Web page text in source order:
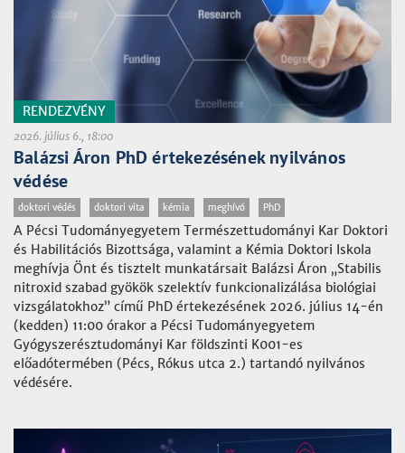
RENDEZVÉNY
2026. július 6., 18:00
Balázsi Áron PhD értekezésének nyilvános
védése
doktori védés doktori vita kémia meghívó PhD
A Pécsi Tudományegyetem Természettudományi Kar Doktori
és Habilitációs Bizottsága, valamint a Kémia Doktori Iskola
meghívja Önt és tisztelt munkatársait Balázsi Áron „Stabilis
nitroxid szabad gyökök szelektív funkcionalizálása biológiai
vizsgálatokhoz” című PhD értekezésének 2026. július 14-én
(kedden) 11:00 órakor a Pécsi Tudományegyetem
Gyógyszerésztudományi Kar földszinti K001-es
előadótermében (Pécs, Rókus utca 2.) tartandó nyilvános
védésére.